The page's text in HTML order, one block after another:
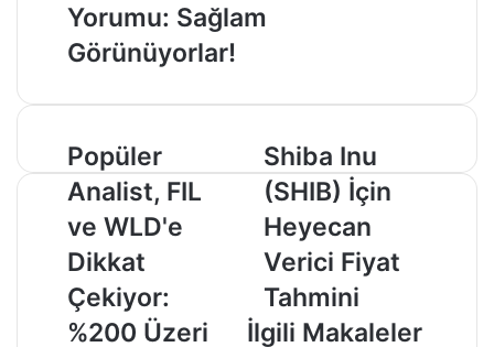
Yorumu: Sağlam
Görünüyorlar!
Popüler
Analist,
FIL
ve
WLD'e
Dikkat
Çekiyor:
%200
Üzeri
Popüler
Analist, FIL
ve WLD'e
Dikkat
Çekiyor:
%200 Üzeri
Shiba
Inu
(SHIB)
İçin
Heyecan
Verici
Fiyat
Tahmini
Shiba Inu
(SHIB) İçin
Heyecan
Verici Fiyat
Tahmini
İlgili Makaleler